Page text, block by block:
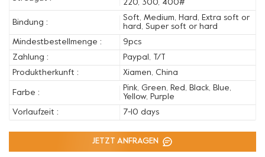
220, 300, 400#
Bindung :
Soft, Medium, Hard, Extra soft or
hard, Super soft or hard
Mindestbestellmenge :
9pcs
Zahlung :
Paypal, T/T
Produktherkunft :
Xiamen, China
Farbe :
Pink, Green, Red, Black, Blue,
Yellow, Purple
Vorlaufzeit :
7-10 days
JETZT ANFRAGEN